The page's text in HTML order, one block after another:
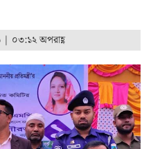
| ০৩:১২ অপরাহ্ণ